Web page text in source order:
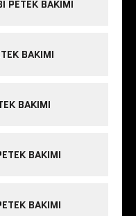
PETEK BAKIMI
BAKIMI
BAKIMI
BAKIMI
BAKIMI